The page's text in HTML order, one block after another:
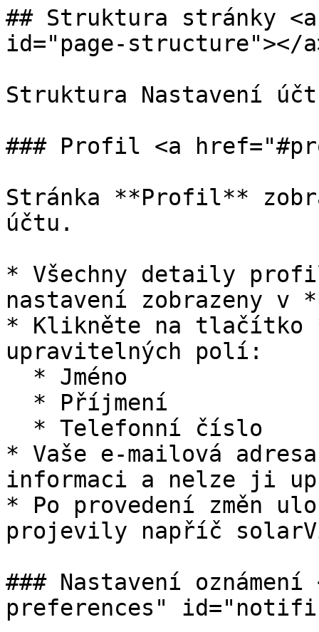
## Struktura stránky
id="page-structure"></
Struktura Nastavení
### Profil <a
Stránka **Profil**
účtu.
* Všechny detaily
nastavení zobrazeny v
* Klikněte na tlačítko
upravitelných polí:
* Vaše e-mailová
informaci a nelze ji
* Po provedení změn
projevily napříč
### Nastavení
preferences"